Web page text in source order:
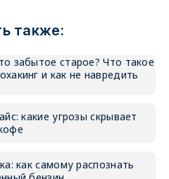
также:
забытое старое? Что такое
и как не навредить
какие угрозы скрывает
как самому распознать